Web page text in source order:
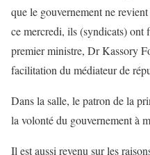
que le gouvernement ne
ce mercredi, ils (syndicats) ont
premier ministre, Dr Kassory
facilitation du médiateur de
Dans la salle, le patron de la
la volonté du gouvernement à
Il est aussi revenu sur les